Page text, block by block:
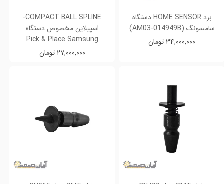
برد HOME SENSOR دستگاه
سامسونگ (AM03-014949B)
۳۴,۰۰۰,۰۰۰ تومان
COMPACT BALL SPLINE-
اسپیلاین مخصوص دستگاه
Pick & Place Samsung
۲۷,۰۰۰,۰۰۰ تومان